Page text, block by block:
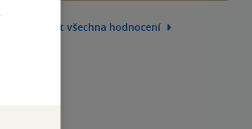
Zobrazit všechna hodnocení